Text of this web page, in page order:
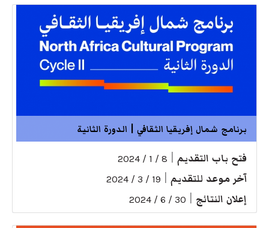
برنامج شمال إفريقيا الثقافي | الدورة الثانية
فتح باب التقديم 8 / 1 / 2024
آخر موعد للتقديم 19 / 3 / 2024
إعلان النتائج 30 / 6 / 2024